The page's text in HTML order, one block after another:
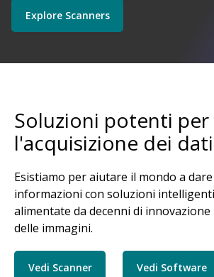
Explore Scanners
Inizia
Explore Services
Soluzioni potenti per
l'acquisizione dei dati
Esistiamo per aiutare il mondo a
informazioni con soluzioni
alimentate da decenni di innovazione
delle immagini.
Vedi Scanner Vedi Software